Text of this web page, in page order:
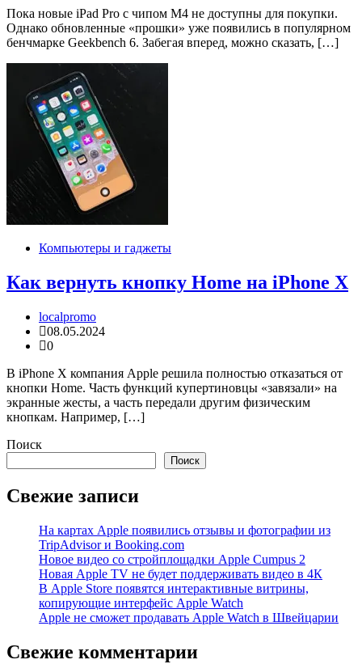
Пока новые iPad Pro с чипом M4 не доступны для покупки.
Однако обновленные «прошки» уже появились в популярном
бенчмарке Geekbench 6. Забегая вперед, можно сказать, […]
Компьютеры и гаджеты
Как вернуть кнопку Home на iPhone X
localpromo
08.05.2024
0
В iPhone X компания Apple решила полностью отказаться от
кнопки Home. Часть функций купертиновцы «завязали» на
экранные жесты, а часть передали другим физическим
кнопкам. Например, […]
Поиск
Поиск
Свежие записи
На картах Apple появились отзывы и фотографии из
TripAdvisor и Booking.com
Новое видео со стройплощадки Apple Cumpus 2
Новая Apple TV не будет поддерживать видео в 4К
В Apple Store появятся интерактивные витрины,
копирующие интерфейс Apple Watch
Apple не сможет продавать Apple Watch в Швейцарии
Свежие комментарии